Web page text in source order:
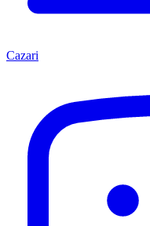
Cazari